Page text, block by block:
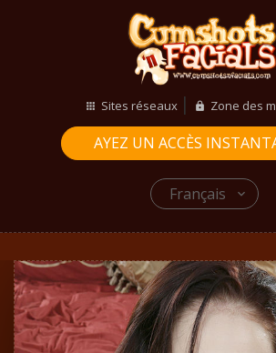
Français
Sites réseaux Zone des
AYEZ UN ACCÈS